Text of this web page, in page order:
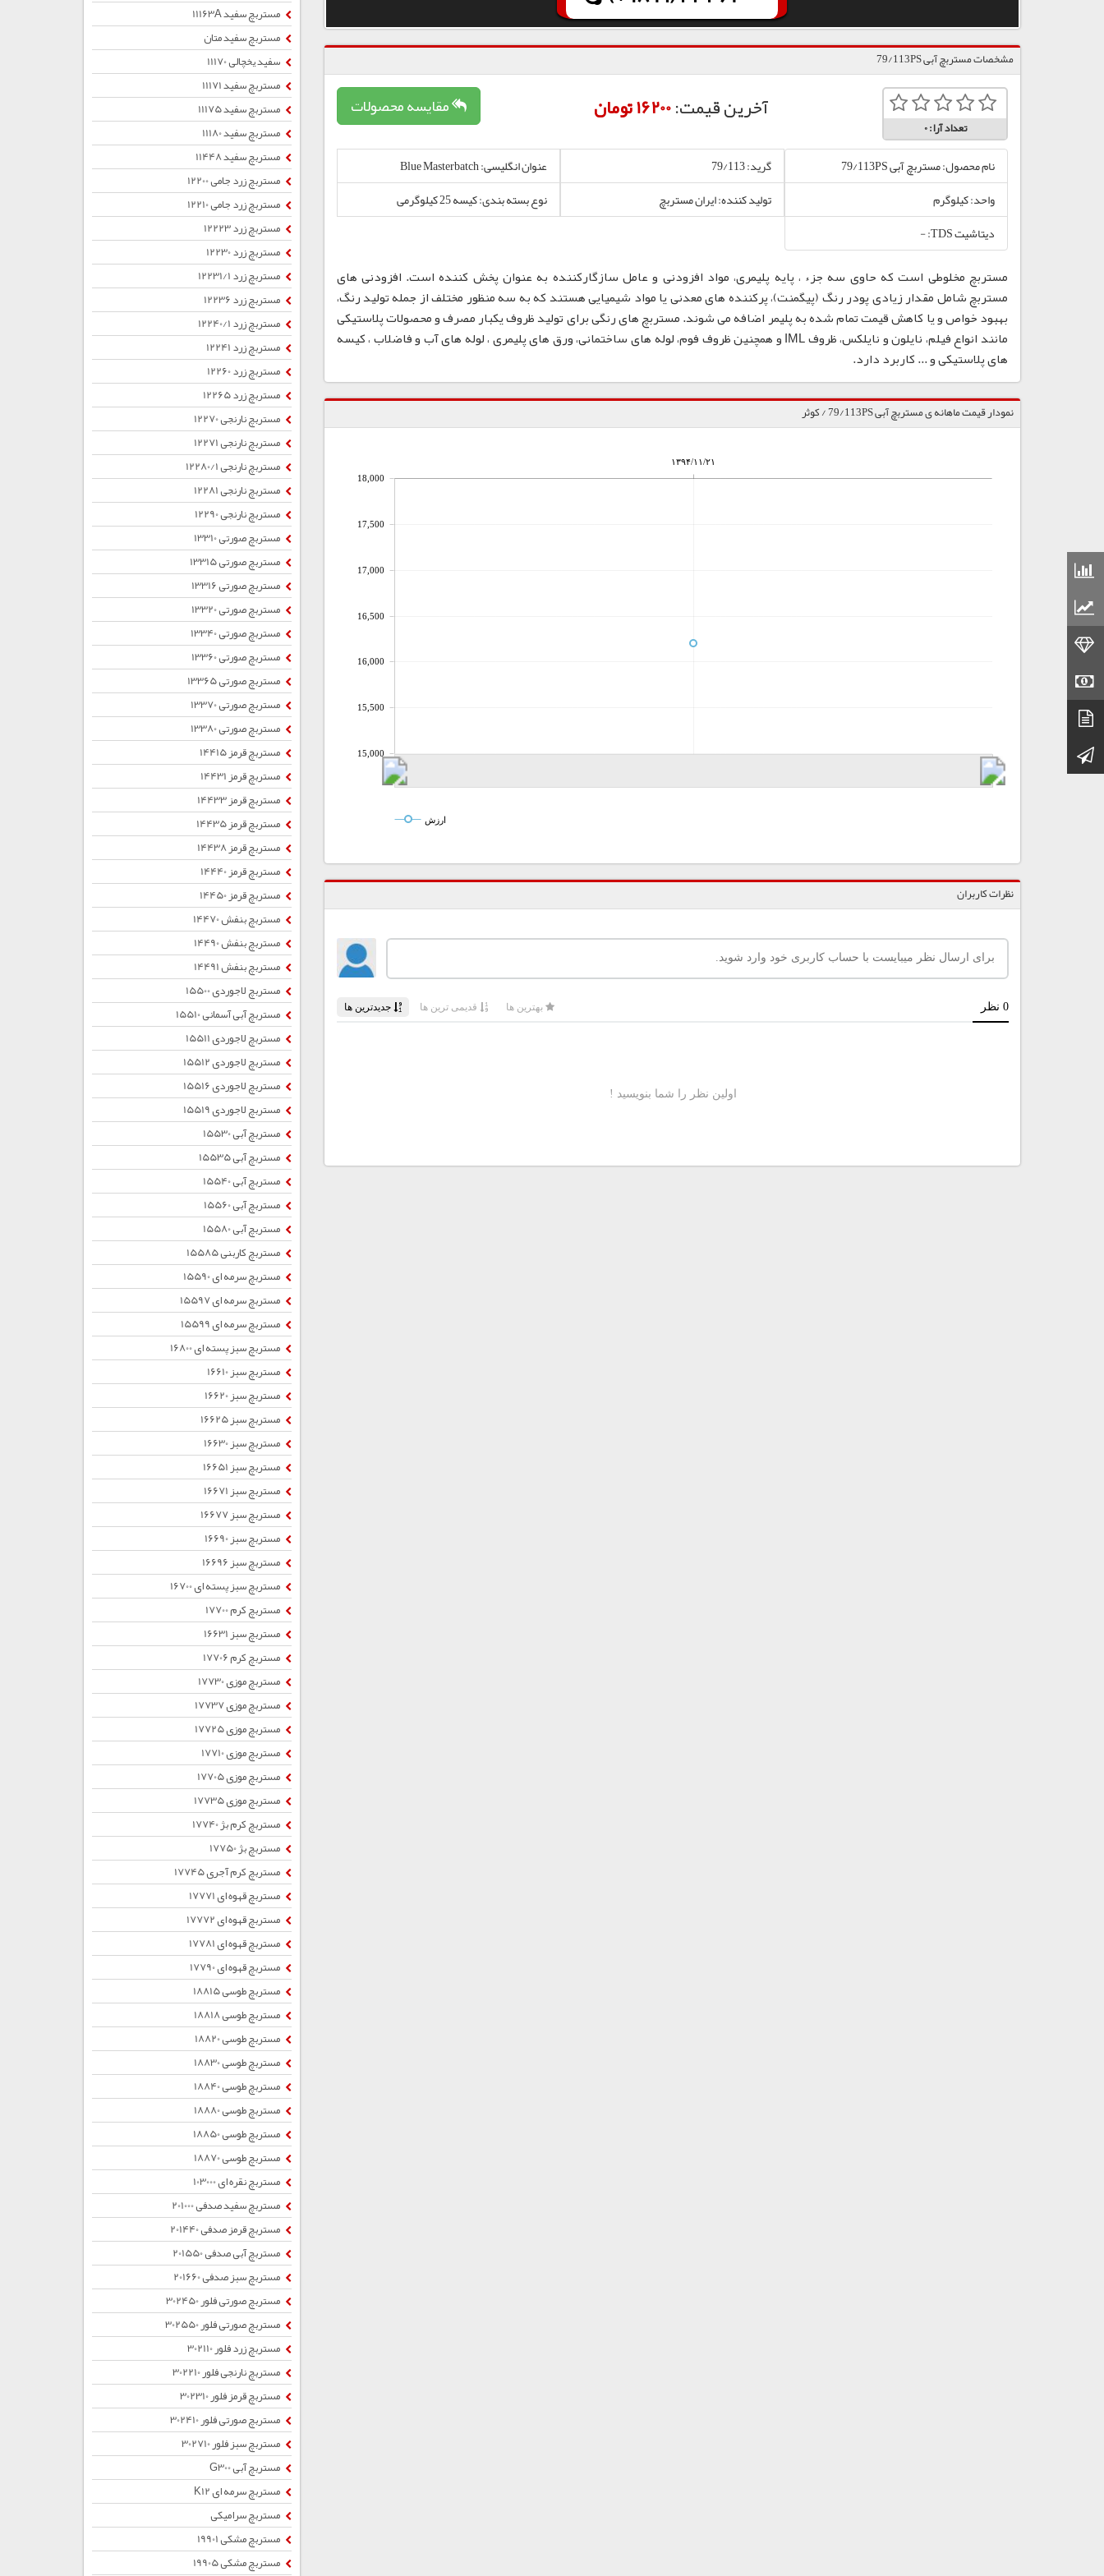
کانال تلگرام
مشخصات مستربچ آبی 79/113PS
تعداد آرا:0
مقایسه محصولات آخرین قیمت:16200 تومان
نام محصول: مستربچ آبی 79/113PS گرید: 79/113
عنوان انگلیسی: Blue Masterbatch
واحد: کیلوگرم
تولید کننده: ایران مستربچ
نوع بسته بندی: کیسه 25 کیلوگرمی
دیتاشیت TDS: -
مستربچ مخلوطی است که حاوی سه جزء ، پایه پلیمری، مواد افزودنی و عامل سازگارکننده به عنوان پخش کننده است. افزودنی های
مستربچ شامل مقدار زیادی پودر رنگ (پیگمنت)، پرکننده های معدنی یا مواد شیمیایی هستند که به سه منظور مختلف از جمله تولید رنگ،
بهبود خواص و یا کاهش قیمت تمام شده به پلیمر اضافه می شوند. مستربچ های رنگی برای تولید ظروف یکبار مصرف و محصولات پلاستیکی
مانند انواع فیلم، نایلون و نایلکس، ظروف IML و همچنین ظروف فوم، لوله های ساختمانی، ورق های پلیمری ، لوله های آب و فاضلاب ، کیسه
های پلاستیکی و ... کاربرد دارد.
نمودار قیمت ماهانه ی مستربچ آبی 79/113PS / کوثر
۱۳۹۴/۱۱/۲۱
15,000
15,500
16,000
16,500
17,000
17,500
18,000
ارزش
نظرات کاربران
مستربچ سفید 11163A
مستربچ سفید متان
سفید یخچالی 11170
مستربچ سفید 11171
مستربچ سفید 11175
مستربچ سفید 11180
مستربچ سفید 11448
مستربچ زرد جامی 12200
مستربچ زرد جامی 12210
مستربچ زرد 12223
مستربچ زرد 12230
مستربچ زرد 12231/1
مستربچ زرد 12236
مستربچ زرد 12240/1
مستربچ زرد 12241
مستربچ زرد 12260
مستربچ زرد 12265
مستربچ نارنجی 12270
مستربچ نارنجی 12271
مستربچ نارنجی 12280/1
مستربچ نارنجی 12281
مستربچ نارنجی 12290
مستربچ صورتی 13310
مستربچ صورتی 13315
مستربچ صورتی 13316
مستربچ صورتی 13320
مستربچ صورتی 13340
مستربچ صورتی 13360
مستربچ صورتی 13365
مستربچ صورتی 13370
مستربچ صورتی 13380
مستربچ قرمز 14415
مستربچ قرمز 14431
مستربچ قرمز 14433
مستربچ قرمز 14435
مستربچ قرمز 14438
مستربچ قرمز 14440
مستربچ قرمز 14450
مستربچ بنفش 14470
مستربچ بنفش 14490
مستربچ بنفش 14491
مستربچ لاجوردی 15500
مستربچ آبی آسمانی 15510
مستربچ لاجوردی 15511
مستربچ لاجوردی 15512
مستربچ لاجوردی 15516
مستربچ لاجوردی 15519
مستربچ آبی 15530
مستربچ آبی 15535
مستربچ آبی 15540
مستربچ آبی 15560
مستربچ آبی 15580
مستربچ کاربنی 15585
مستربچ سرمه ای 15590
مستربچ سرمه ای 15597
مستربچ سرمه ای 15599
مستربچ سبز پسته ای 16800
مستربچ سبز 16610
مستربچ سبز 16620
مستربچ سبز 16625
مستربچ سبز 16630
مستربچ سبز 16651
مستربچ سبز 16671
مستربچ سبز 16677
مستربچ سبز 16690
مستربچ سبز 16696
مستربچ سبز پسته ای 16700
مستربچ کرم 17700
مستربچ سبز 16631
مستربچ کرم 17706
مستربچ موزی 17730
مستربچ موزی 17737
مستربچ موزی 17725
مستربچ موزی 17710
مستربچ موزی 17705
مستربچ موزی 17735
مستربچ کرم بژ 17740
مستربچ بژ 17750
مستربچ کرم آجری 17745
مستربچ قهوه ای 17771
مستربچ قهوه ای 17772
مستربچ قهوه ای 17781
مستربچ قهوه ای 17790
مستربچ طوسی 18815
مستربچ طوسی 18818
مستربچ طوسی 18820
مستربچ طوسی 18830
مستربچ طوسی 18840
مستربچ طوسی 18880
مستربچ طوسی 18850
مستربچ طوسی 18870
مستربچ نقره ای 103000
مستربچ سفید صدفی 201000
مستربچ قرمز صدفی 201440
مستربچ آبی صدفی 201550
مستربچ سبز صدفی 201660
مستربچ صورتی فلور 302450
مستربچ صورتی فلور 302550
مستربچ زرد فلور 302110
مستربچ نارنجی فلور 302210
مستربچ قرمز فلور 302310
مستربچ صورتی فلور 302410
مستربچ سبز فلور 302710
مستربچ آبی G300
مستربچ سرمه ای K12
مستربچ سرامیکی
مستربچ مشکی 19901
مستربچ مشکی 19905